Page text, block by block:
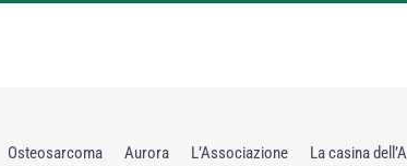
Osteosarcoma Aurora L’Associazione La casina